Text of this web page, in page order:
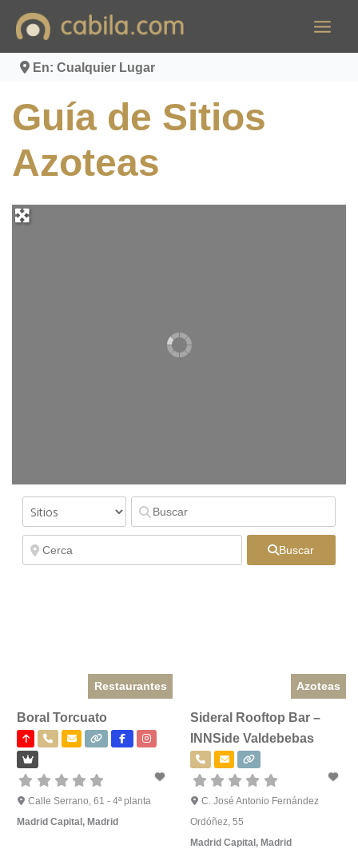
contenido
En: Cualquier Lugar
Guía de Sitios
Azoteas
Buscar
Restaurantes
Boral Torcuato
Calle Serrano, 61 - 4ª planta
Madrid Capital, Madrid
Azoteas
Sideral Rooftop Bar –
INNSide Valdebebas
C. José Antonio Fernández
Ordóñez, 55
Madrid Capital,Madrid